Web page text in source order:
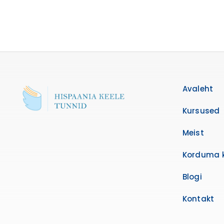
Avaleht
Kursused
Meist
Korduma
Blogi
Kontakt